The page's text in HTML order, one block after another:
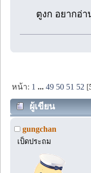
ตูงก อยากอ่า
หน้า: 1 ...49 50 51 52 [
ผู้เขียน
gungchan
เป็ดประถม